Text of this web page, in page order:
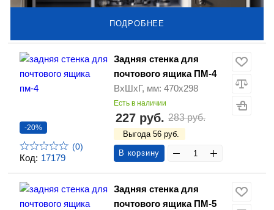
ПОДРОБНЕЕ
Код: 17179
-20%
(0)
Задняя стенка для
почтового ящика ПМ-4
ВхШхГ, мм: 470х298
Есть в наличии
227 руб. 283 руб.
Выгода 56 руб.
В корзину
Задняя стенка для
почтового ящика ПМ-5